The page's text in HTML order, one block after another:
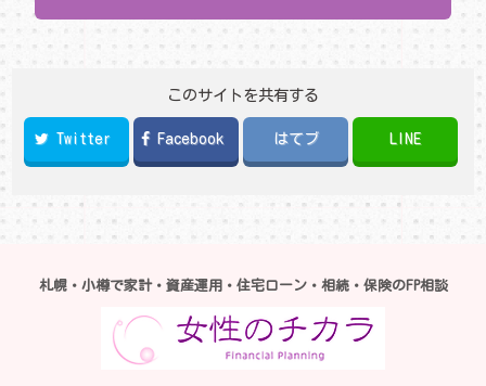
このサイトを共有する
Twitter Facebook はてブ LINE
札幌・小樽で家計・資産運用・住宅ローン・相続・保険のFP相談